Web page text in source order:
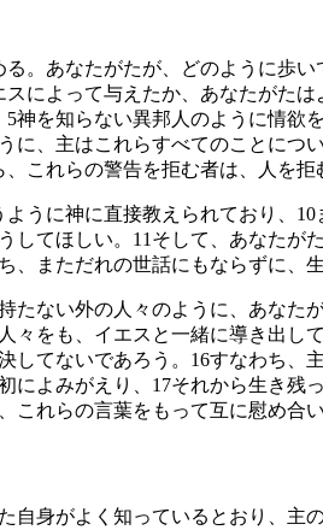
。あなたがたが、どのように歩
によって与えたか、あなたがたは
5神を知らない異邦人のように情欲
、主はこれらすべてのことにつ
これらの警告を拒む者は、人を
うに神に直接教えられており、 10
してほしい。 11 そして、あなたが
、まただれの世話にもならずに、
ない外の人々のように、あなた
をも、イエスと一緒に導き出し
してないであろう。 16すなわち、
によみがえり、 17それから生き残
これらの言葉をもって互に慰め合い
自身がよく知っているとおり、主